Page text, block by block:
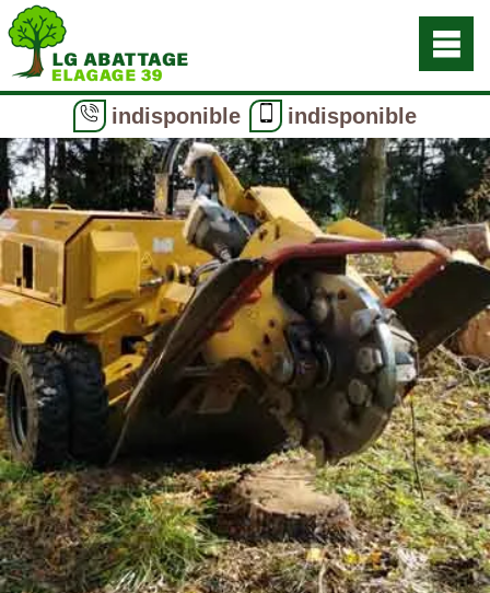
indisponible indisponible